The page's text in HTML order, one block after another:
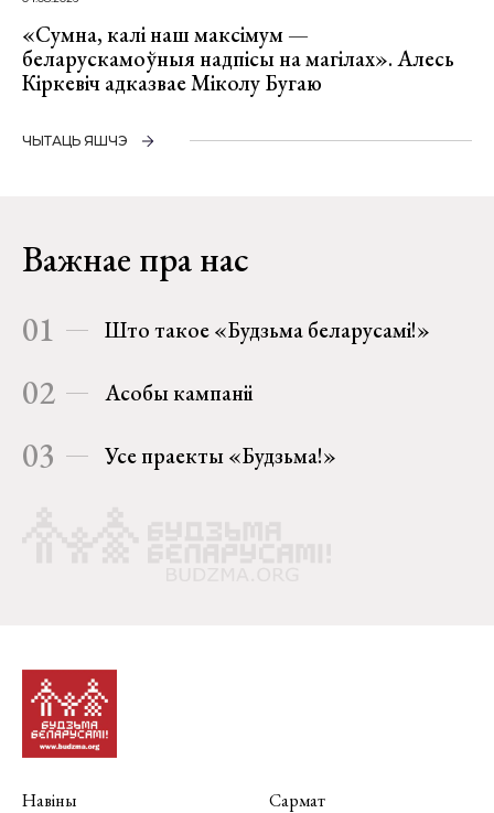
«Сумна, калі наш максімум —
беларускамоўныя надпісы на магілах». Алесь
Кіркевіч адказвае Міколу Бугаю
ЧЫТАЦЬ ЯШЧЭ
Важнае пра нас
01 Што такое «Будзьма беларусамі!»
02 Асобы кампаніі
03 Усе праекты «Будзьма!»
Навіны
Сармат